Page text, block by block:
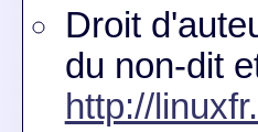
Droit
du non-dit
http://